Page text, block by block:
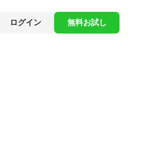
ログイン 無料お試し